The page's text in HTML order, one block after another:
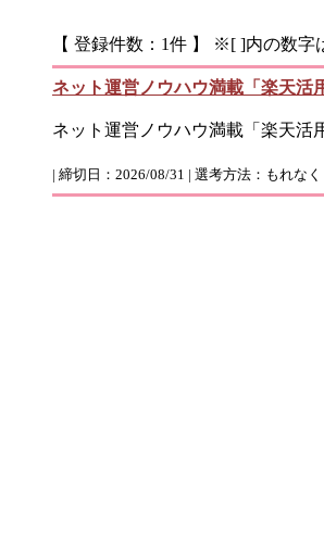
【 登録件数：1件 】 ※[ ]内の数字
ネット運営ノウハウ満載「楽天活
ネット運営ノウハウ満載「楽天活
| 締切日：2026/08/31 | 選考方法：もれな